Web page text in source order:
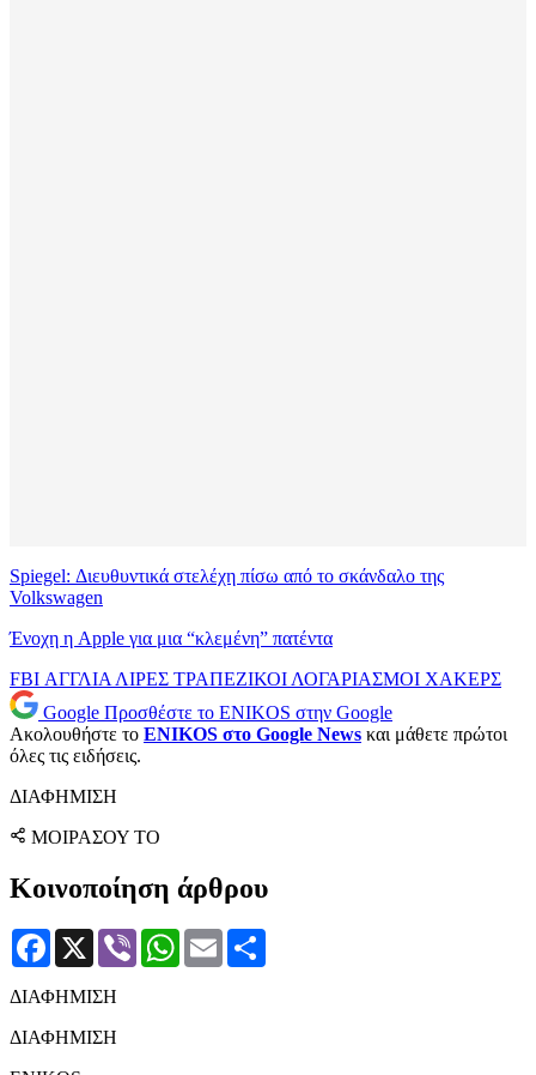
Spiegel: Διευθυντικά στελέχη πίσω από το σκάνδαλο της
Volkswagen
Ένοχη η Apple για μια “κλεμένη” πατέντα
FBI ΑΓΓΛΙΑ ΛΙΡΕΣ ΤΡΑΠΕΖΙΚΟΙ ΛΟΓΑΡΙΑΣΜΟΙ ΧΑΚΕΡΣ
Google Προσθέστε το ENIKOS στην Google
Ακολουθήστε το ENIKOS στο Google News και μάθετε πρώτοι
όλες τις ειδήσεις.
ΔΙΑΦΗΜΙΣΗ
ΜΟΙΡΑΣΟΥ ΤΟ
Κοινοποίηση άρθρου
Facebook
X Viber WhatsApp
Email
ΔΙΑΦΗΜΙΣΗ
ΔΙΑΦΗΜΙΣΗ